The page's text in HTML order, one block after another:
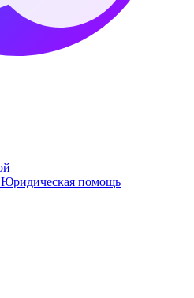
Юридическая помощь